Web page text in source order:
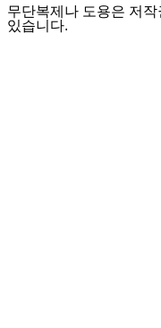
무단복제나 도용은 저
있습니다.